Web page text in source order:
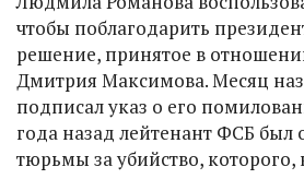
чтобы поблагодарить
решение, принятое в
Дмитрия Максимова. Месяц
подписал указ о его
года назад лейтенант ФСБ был
тюрьмы за убийство, которого,